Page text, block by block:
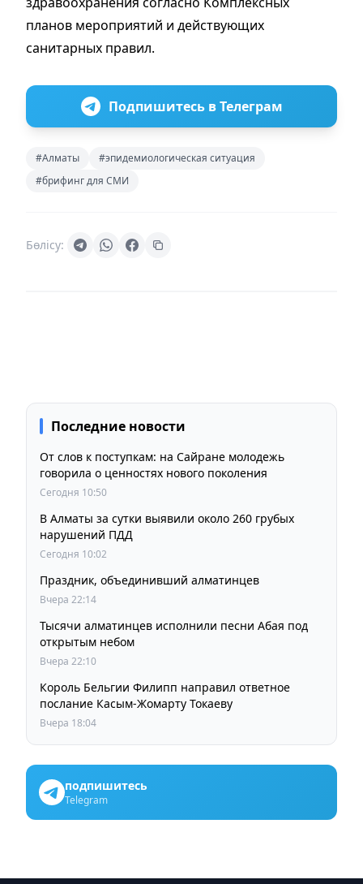
планов мероприятий и действующих
санитарных правил.
Подпишитесь в Телеграм
#Алматы
#эпидемиологическая ситуация
#брифинг для СМИ
Бөлісу:
Последние новости
От слов к поступкам: на Сайране молодежь
говорила о ценностях нового поколения
Сегодня 10:50
В Алматы за сутки выявили около 260 грубых
нарушений ПДД
Сегодня 10:02
Праздник, объединивший алматинцев
Вчера 22:14
Тысячи алматинцев исполнили песни Абая под
открытым небом
Вчера 22:10
Король Бельгии Филипп направил ответное
послание Касым-Жомарту Токаеву
Вчера 18:04
подпишитесь
Telegram